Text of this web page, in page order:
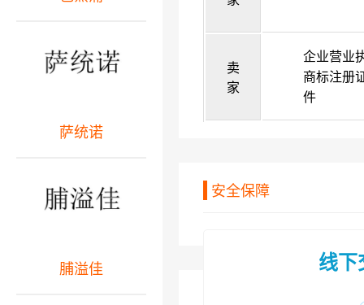
卖
家
企业营业
商标注册
件
安全保障
线下
萨统诺
脯溢佳